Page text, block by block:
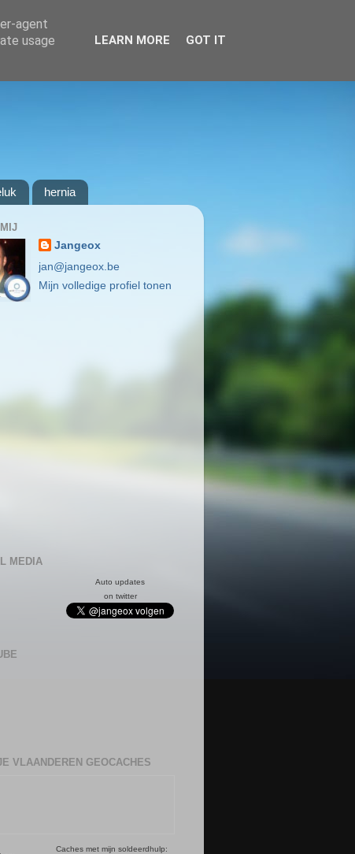
hernia
Jangeox
jan@jangeox.be
Mijn volledige profiel tonen
MEDIA
Auto updates
on twitter
VLAANDEREN GEOCACHES
Caches met mijn soldeerdhulp:
agent
usage
LEARN MORE GOT IT